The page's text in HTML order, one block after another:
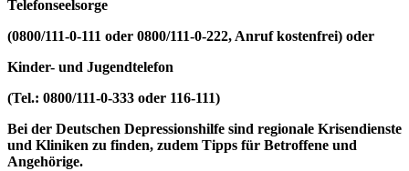
Telefonseelsorge
(0800/111-0-111 oder 0800/111-0-222, Anruf kostenfrei) oder
Kinder- und Jugendtelefon
(Tel.: 0800/111-0-333 oder 116-111)
Bei der Deutschen Depressionshilfe sind regionale Krisendienste
und Kliniken zu finden, zudem Tipps für Betroffene und
Angehörige.